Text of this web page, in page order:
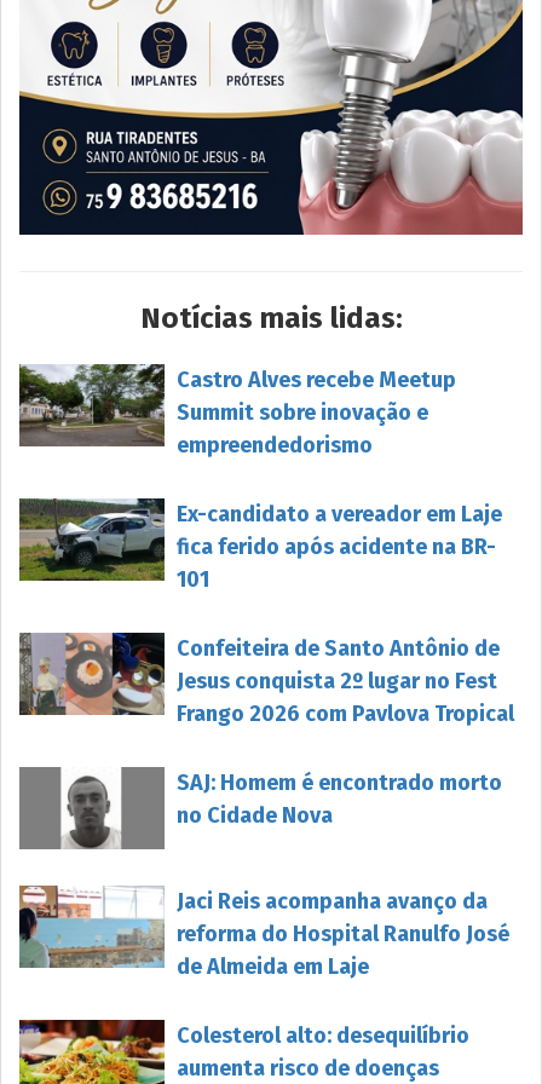
Notícias mais lidas:
Castro Alves recebe Meetup
Summit sobre inovação e
empreendedorismo
Ex-candidato a vereador em Laje
fica ferido após acidente na BR-
101
Confeiteira de Santo Antônio de
Jesus conquista 2º lugar no Fest
Frango 2026 com Pavlova Tropical
SAJ: Homem é encontrado morto
no Cidade Nova
Jaci Reis acompanha avanço da
reforma do Hospital Ranulfo José
de Almeida em Laje
Colesterol alto: desequilíbrio
aumenta risco de doenças